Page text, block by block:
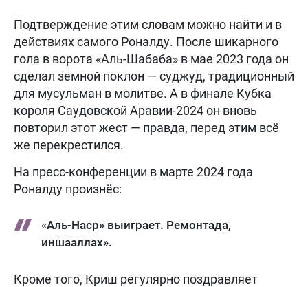
Подтверждение этим словам можно найти и в
действиях самого Роналду. После шикарного
гола в ворота «Аль-Шабаба» в мае 2023 года он
сделал земной поклон — суджуд, традиционный
для мусульман в молитве. А в финале Кубка
короля Саудовской Аравии-2024 он вновь
повторил этот жест — правда, перед этим всё
же перекрестился.
На пресс-конференции в марте 2024 года
Роналду произнёс:
«Аль-Наср» выиграет. Ремонтада,
иншааллах».
Кроме того, Криш регулярно поздравляет